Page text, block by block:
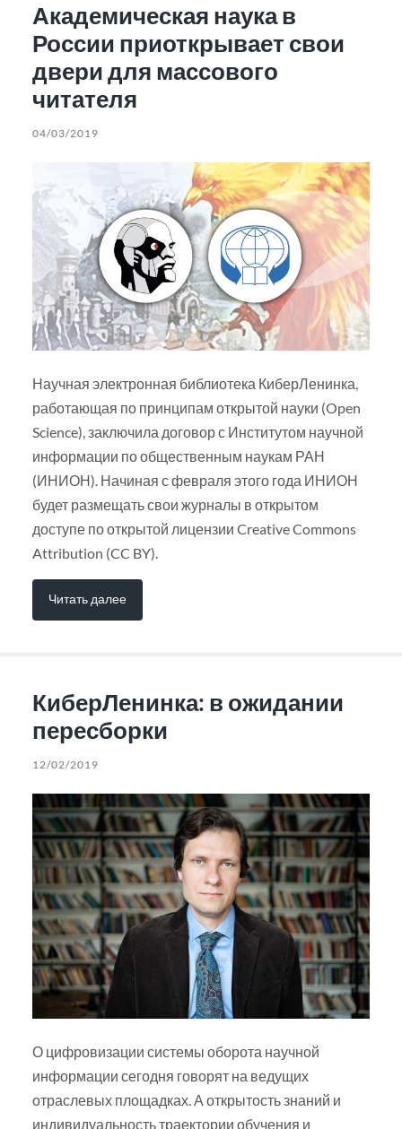
Академическая наука в
России приоткрывает свои
двери для массового
читателя
04/03/2019
Научная электронная библиотека КиберЛенинка,
работающая по принципам открытой науки (Open
Science), заключила договор с Институтом научной
информации по общественным наукам РАН
(ИНИОН). Начиная с февраля этого года ИНИОН
будет размещать свои журналы в открытом
доступе по открытой лицензии Creative Commons
Attribution (CC BY).
Читать далее
КиберЛенинка: в ожидании
пересборки
12/02/2019
О цифровизации системы оборота научной
информации сегодня говорят на ведущих
отраслевых площадках. А открытость знаний и
индивидуальность траектории обучения и